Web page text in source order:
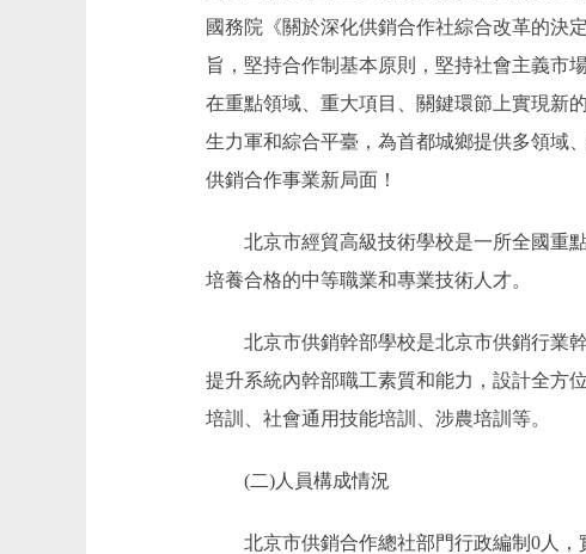
國務院《關於深化供銷合作社綜合改革的決
旨，堅持合作制基本原則，堅持社會主義市
在重點領域、重大項目、關鍵環節上實現新
生力軍和綜合平臺，為首都城鄉提供多領域
供銷合作事業新局面！
北京市經貿高級技術學校是一所全國重點
培養合格的中等職業和專業技術人才。
北京市供銷幹部學校是北京市供銷行業幹
提升系統內幹部職工素質和能力，設計全方
培訓、社會通用技能培訓、涉農培訓等。
(二)人員構成情況
北京市供銷合作總社部門行政編制0人，